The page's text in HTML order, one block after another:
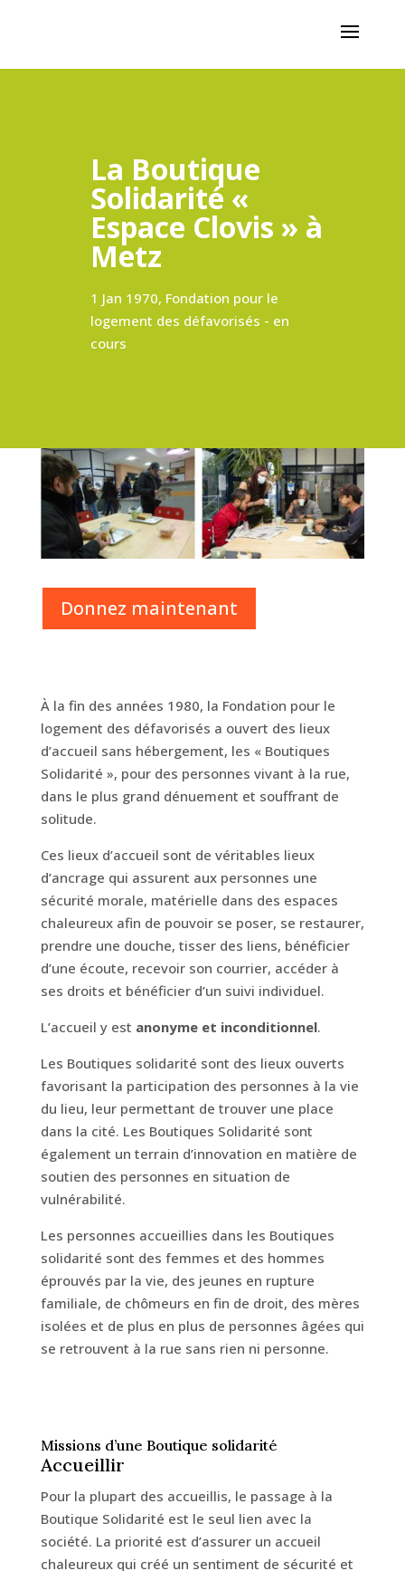
La Boutique
Solidarité «
Espace Clovis » à
Metz
1 Jan 1970, Fondation pour le
logement des défavorisés - en
cours
Donnez maintenant
À la fin des années 1980, la Fondation pour le
logement des défavorisés a ouvert des lieux
d’accueil sans hébergement, les « Boutiques
Solidarité », pour des personnes vivant à la rue,
dans le plus grand dénuement et souffrant de
solitude.
Ces lieux d’accueil sont de véritables lieux
d’ancrage qui assurent aux personnes une
sécurité morale, matérielle dans des espaces
chaleureux afin de pouvoir se poser, se restaurer,
prendre une douche, tisser des liens, bénéficier
d’une écoute, recevoir son courrier, accéder à
ses droits et bénéficier d’un suivi individuel.
L’accueil y est anonyme et inconditionnel.
Les Boutiques solidarité sont des lieux ouverts
favorisant la participation des personnes à la vie
du lieu, leur permettant de trouver une place
dans la cité. Les Boutiques Solidarité sont
également un terrain d’innovation en matière de
soutien des personnes en situation de
vulnérabilité.
Les personnes accueillies dans les Boutiques
solidarité sont des femmes et des hommes
éprouvés par la vie, des jeunes en rupture
familiale, de chômeurs en fin de droit, des mères
isolées et de plus en plus de personnes âgées qui
se retrouvent à la rue sans rien ni personne.
Missions d’une Boutique solidarité
Accueillir
Pour la plupart des accueillis, le passage à la
Boutique Solidarité est le seul lien avec la
société. La priorité est d’assurer un accueil
chaleureux qui créé un sentiment de sécurité et